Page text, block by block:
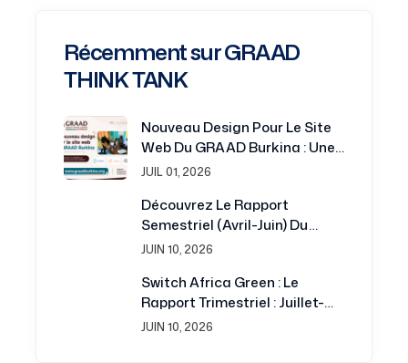
Récemment sur GRAAD
THINK TANK
Nouveau Design Pour Le Site
Web Du GRAAD Burkina : Une
Plateforme Renouvelée Au
Développement
JUIL 01, 2026
Découvrez Le Rapport
Semestriel (avril-Juin) Du
Projet Switch Africa Green
JUIN 10, 2026
Switch Africa Green : Le
Rapport Trimestriel : Juillet-
Septembre 2016 Est
JUIN 10, 2026